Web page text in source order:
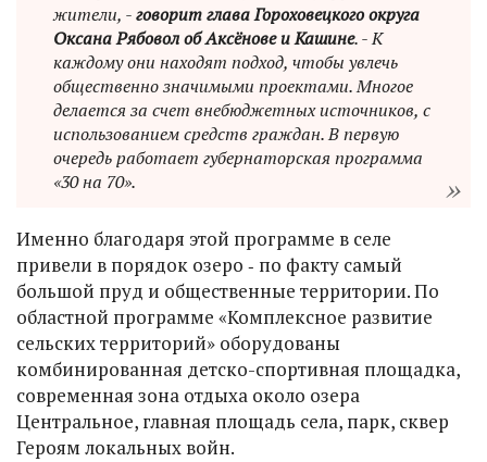
жители, -говорит глава Гороховецкого округа
Оксана Рябовол об Аксёнове и Кашине. - К
каждому они находят подход, чтобы увлечь
общественно значимыми проектами. Многое
делается за счет внебюджетных источников, с
использованием средств граждан. В первую
очередь работает губернаторская программа
«30 на 70».
Именно благодаря этой программе в селе
привели в порядок озеро ‑ по факту самый
большой пруд и общественные территории. По
областной программе «Комплексное развитие
сельских территорий» оборудованы
комбинированная детско-спортивная площадка,
современная зона отдыха около озера
Центральное, главная площадь села, парк, сквер
Героям локальных войн.